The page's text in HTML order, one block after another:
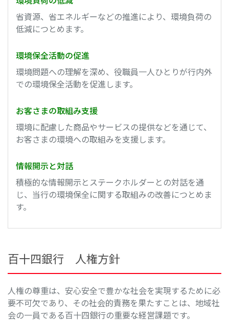
省資源、省エネルギーなどの推進により、環境負荷の
低減につとめます。
環境保全活動の促進
環境問題への理解を深め、役職員一人ひとりが行内外
での環境保全活動を促進します。
お客さまの取組み支援
環境に配慮した商品やサービスの提供などを通じて、
お客さまの環境への取組みを支援します。
情報開示と対話
積極的な情報開示とステークホルダーとの対話を通
じ、当行の環境保全に関する取組みの改善につとめま
す。
百十四銀行 人権方針
人権の尊重は、安心安全で豊かな社会を実現するために必
要不可欠であり、その社会的責務を果たすことは、地域社
会の一員である百十四銀行の重要な経営課題です。